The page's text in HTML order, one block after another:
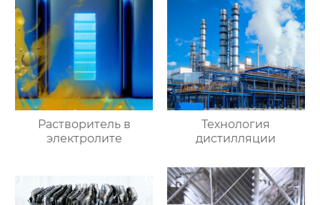
Растворитель в
электролите
Технология
дистилляции